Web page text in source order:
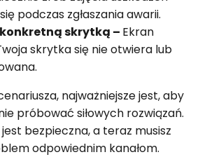
podczas zgłaszania awarii.
skrytką – Ekran
skrytka się nie otwiera lub
najważniejsze jest, aby
próbować siłowych rozwiązań.
bezpieczna, a teraz musisz
odpowiednim kanałom.